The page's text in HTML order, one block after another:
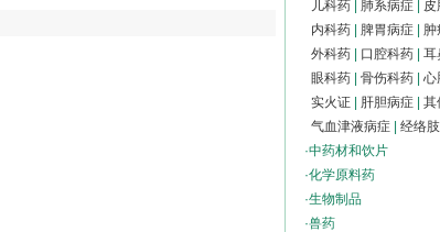
儿科药 | 肺系病症 |
内科药 | 脾胃病症 | 肿
外科药 | 口腔科药 | 耳
眼科药 | 骨伤科药 | 心
实火证 | 肝胆病症 | 其
气血津液病症 | 经络
·中药材和饮片
·化学原料药
·生物制品
·兽药